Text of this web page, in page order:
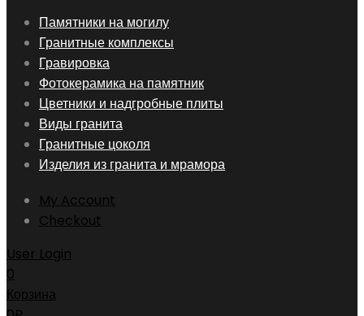
Skip
content
Памятники на могилу
Гранитные комплексы
Гравировка
Фотокерамика на памятник
Цветники и надгробные плиты
Виды гранита
Гранитные цоколя
Изделия из гранита и мрамора
My Account
Checkout
User Login
0
Корзина